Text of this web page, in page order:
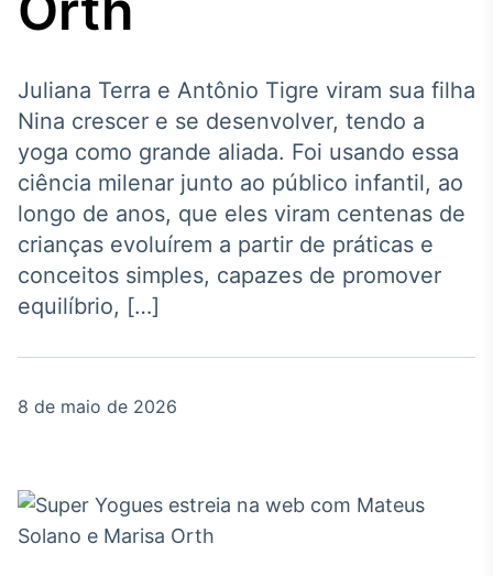
Broadcast
Político
Os bastidores da
política em tempo
Energia
Broadcast
Juliana Terra e Antônio Tigre viram sua filha
Nina crescer e se desenvolver, tendo a
yoga como grande aliada. Foi usando essa
ciência milenar junto ao público infantil, ao
longo de anos, que eles viram centenas de
crianças evoluírem a partir de práticas e
conceitos simples, capazes de promover
equilíbrio, […]
8 de maio de 2026